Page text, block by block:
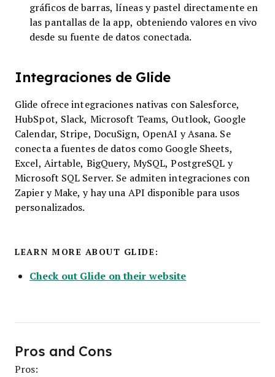
gráficos de barras, líneas y pastel directamente en
las pantallas de la app, obteniendo valores en vivo
desde su fuente de datos conectada.
Integraciones de Glide
Glide ofrece integraciones nativas con Salesforce,
HubSpot, Slack, Microsoft Teams, Outlook, Google
Calendar, Stripe, DocuSign, OpenAI y Asana. Se
conecta a fuentes de datos como Google Sheets,
Excel, Airtable, BigQuery, MySQL, PostgreSQL y
Microsoft SQL Server. Se admiten integraciones con
Zapier y Make, y hay una API disponible para usos
personalizados.
LEARN MORE ABOUT GLIDE:
Check out Glide on their website
Pros and Cons
Pros: